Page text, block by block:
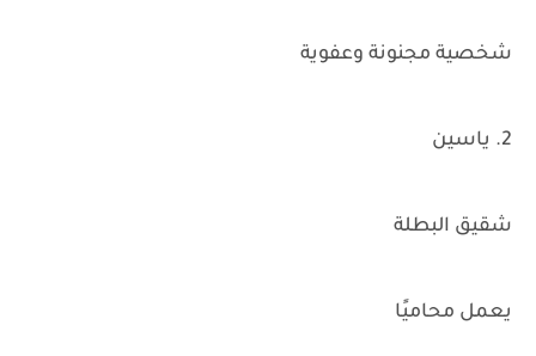
شخصية مجنونة وعفوية
2. ياسين
شقيق البطلة
يعمل محاميًا